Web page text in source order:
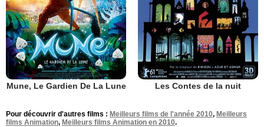
Mune, Le Gardien De La Lune Les Contes de la nuit
Pour découvrir d'autres films : Meilleurs films de l'année 2010, Meilleurs
films Animation, Meilleurs films Animation en 2010.